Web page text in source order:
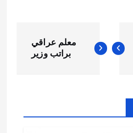
معلم عراقي
براتب وزير